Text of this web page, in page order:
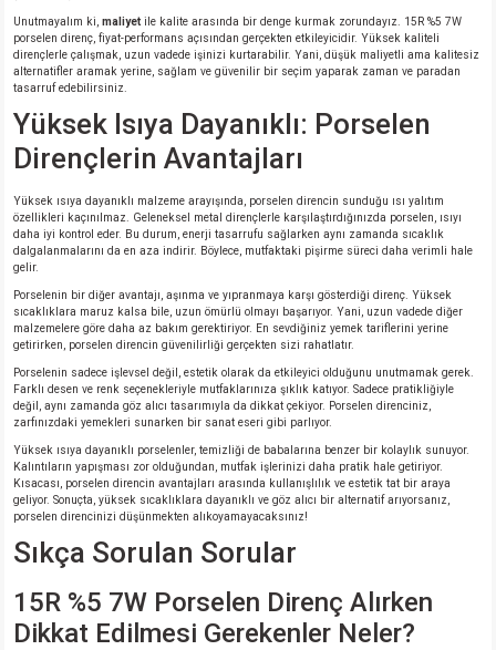
Unutmayalım ki, maliyet ile kalite arasında bir denge kurmak zorundayız. 15R %5 7W
porselen direnç, fiyat-performans açısından gerçekten etkileyicidir. Yüksek kaliteli
dirençlerle çalışmak, uzun vadede işinizi kurtarabilir. Yani, düşük maliyetli ama kalitesiz
alternatifler aramak yerine, sağlam ve güvenilir bir seçim yaparak zaman ve paradan
tasarruf edebilirsiniz.
Yüksek Isıya Dayanıklı: Porselen
Dirençlerin Avantajları
Yüksek ısıya dayanıklı malzeme arayışında, porselen direncin sunduğu ısı yalıtım
özellikleri kaçınılmaz. Geleneksel metal dirençlerle karşılaştırdığınızda porselen, ısıyı
daha iyi kontrol eder. Bu durum, enerji tasarrufu sağlarken aynı zamanda sıcaklık
dalgalanmalarını da en aza indirir. Böylece, mutfaktaki pişirme süreci daha verimli hale
gelir.
Porselenin bir diğer avantajı, aşınma ve yıpranmaya karşı gösterdiği direnç. Yüksek
sıcaklıklara maruz kalsa bile, uzun ömürlü olmayı başarıyor. Yani, uzun vadede diğer
malzemelere göre daha az bakım gerektiriyor. En sevdiğiniz yemek tariflerini yerine
getirirken, porselen direncin güvenilirliği gerçekten sizi rahatlatır.
Porselenin sadece işlevsel değil, estetik olarak da etkileyici olduğunu unutmamak gerek.
Farklı desen ve renk seçenekleriyle mutfaklarınıza şıklık katıyor. Sadece pratikliğiyle
değil, aynı zamanda göz alıcı tasarımıyla da dikkat çekiyor. Porselen direnciniz,
zarfınızdaki yemekleri sunarken bir sanat eseri gibi parlıyor.
Yüksek ısıya dayanıklı porselenler, temizliği de babalarına benzer bir kolaylık sunuyor.
Kalıntıların yapışması zor olduğundan, mutfak işlerinizi daha pratik hale getiriyor.
Kısacası, porselen direncin avantajları arasında kullanışlılık ve estetik tat bir araya
geliyor. Sonuçta, yüksek sıcaklıklara dayanıklı ve göz alıcı bir alternatif arıyorsanız,
porselen direncinizi düşünmekten alıkoyamayacaksınız!
Sıkça Sorulan Sorular
15R %5 7W Porselen Direnç Alırken
Dikkat Edilmesi Gerekenler Neler?